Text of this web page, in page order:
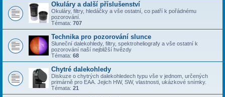
Okuláry a další příslušenství
Okuláry, filtry, hledáčky a vše ostatní, co patří k pořádnému
pozorování.
Témata: 707
Technika pro pozorování slunce
Sluneční dalekohledy, filtry, spektroheliografy a vše ostatní k
pozorování naší nejbližší hvězdy
Témata: 68
Chytré dalekohledy
Diskuze o chytrých dalekohledech typu vše v jednom, určených
primárně pro EAA. Jejich HW, SW, vlastnosti, ukázkové snímky.
Témata: 21